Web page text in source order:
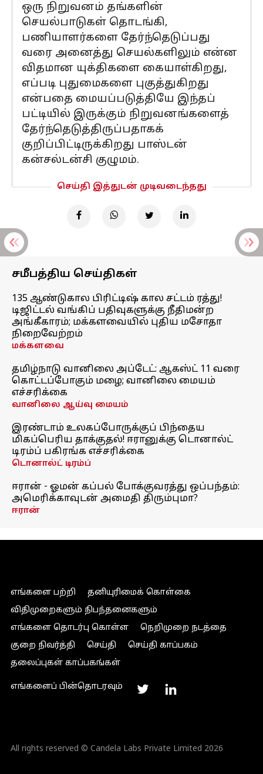
ஒரு நிறுவனம் தங்களின்
செயல்பாடுகள் தொடங்கி,
பணியாளர்களை தேர்ந்தெடுப்பது
வரை அனைத்து செயல்களிலும் என்ன
விதமான யுக்திகளை கையாள்கிறது,
எப்படி புதுமைகளை புகுத்துகிறது
என்பதை மையப்படுத்தியே இந்தப்
பட்டியில் இருக்கும் நிறுவனங்களைத்
தேர்ந்தெடுத்திருப்பதாகக்
குறிப்பிட்டிருக்கிறது பாஸ்டன்
கன்சல்டன்சி குழுமம்.
செய்தி இத்துடன் முடிவடைந்தது
சமீபத்திய செய்திகள்
135 ஆண்டுகால பிரிட்டிஷ் கால சட்டம் ரத்து!
டிஜிட்டல் வங்கிப் பதிவுகளுக்கு நீதிமன்ற
அங்கீகாரம்; மக்களவையில் புதிய மசோதா
நிறைவேற்றம்
மக்களவை
தமிழ்நாடு வானிலை அப்டேட்: ஆகஸ்ட் 11 வரை
கொட்டப்போகும் மழை; வானிலை மையம்
எச்சரிக்கை
வானிலை ஆய்வு மையம்
இரண்டாம் உலகப்போருக்குப் பிந்தைய
மிகப்பெரிய தாக்குதல்! ஈரானுக்கு டொனால்ட்
டிரம்ப் பகிரங்க எச்சரிக்கை
டொனால்ட் டிரம்ப்
ஈரான் - ஓமன் கப்பல் போக்குவரத்து ஒப்பந்தம்:
அமெரிக்காவுடன் அமைதி திரும்புமா?
ஈரான்
எங்களை பற்றி
தனியுரிமைக் கொள்கை
விதிமுறைகளும் நிபந்தனைகளும்
எங்களை தொடர்பு கொள்ள
நெறிமுறை நடத்தை
குறை நிவர்த்தி
செய்தி
செய்தி காப்பகம்
தலைப்புகள் காப்பகங்கள்
எங்களைப் பின்தொடரவும்
All rights reserved © Candela Labs Private Limited 2026